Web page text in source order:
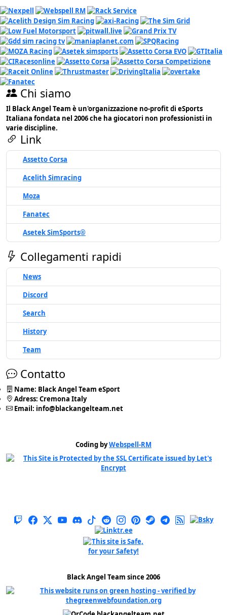
Chi siamo
Il Black Angel Team è un'organizzazione no-profit di eSports
Italiana fondata nel 2006 che ha giocatori non professionisti in
varie discipline.
Link
Assetto Corsa
Acelith Simracing
Moza
Fanatec
Asetek SimSports®
Collegamenti rapidi
News
Discord
Search
History
Team
Contatto
Name: Black Angel Team eSport
Adress: Cremona Italy
Email: info@blackangelteam.net
Coding byWebspell-RM
Black Angel Team since 2006